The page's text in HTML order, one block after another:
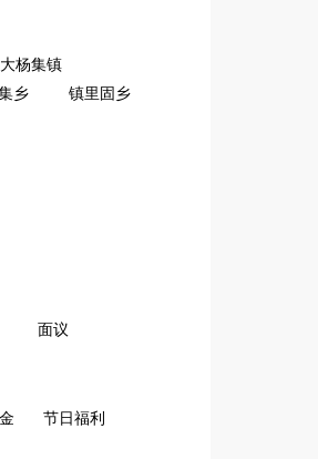
大杨集镇
乡
镇里固乡
面议
节日福利